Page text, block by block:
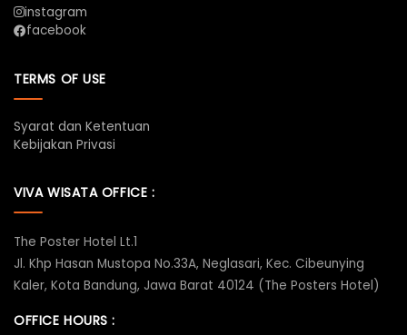
instagram
facebook
TERMS OF USE
Syarat dan Ketentuan
Kebijakan Privasi
VIVA WISATA OFFICE :
The Poster Hotel Lt.1
Jl. Khp Hasan Mustopa No.33A, Neglasari, Kec. Cibeunying
Kaler, Kota Bandung, Jawa Barat 40124 (The Posters Hotel)
OFFICE HOURS :